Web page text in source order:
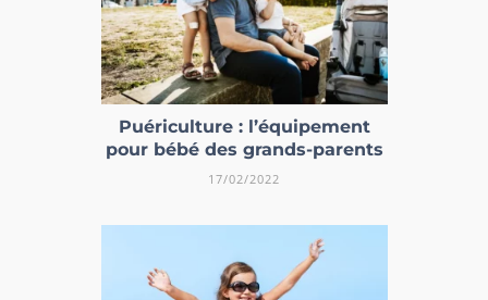
Puériculture : l’équipement
pour bébé des grands-parents
17/02/2022